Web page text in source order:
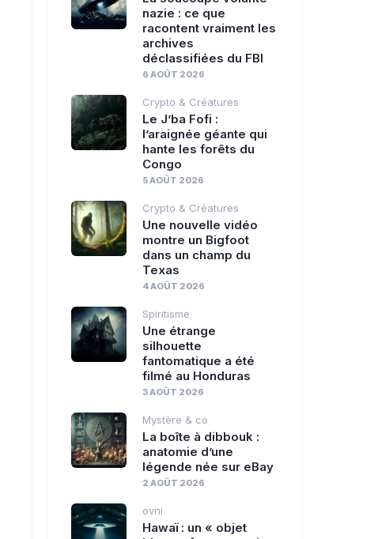
nazie : ce que
racontent vraiment les
archives
déclassifiées du FBI
6 AOÛT 2026
Crypto & Créatures
Le J’ba Fofi :
l’araignée géante qui
hante les forêts du
Congo
5 AOÛT 2026
Crypto & Créatures
Une nouvelle vidéo
montre un Bigfoot
dans un champ du
Texas
4 AOÛT 2026
Spiritisme
Une étrange
silhouette
fantomatique a été
filmé au Honduras
3 AOÛT 2026
Mystère & co
La boîte à dibbouk :
anatomie d’une
légende née sur eBay
2 AOÛT 2026
ovni
Hawaï : un « objet